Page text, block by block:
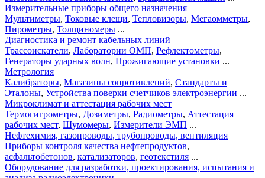
Измерительные приборы общего назначения
Мультиметры, Токовые клещи, Тепловизоры, Мегаомметры,
Пирометры, Толщиномеры ...
Диагностика и ремонт кабельных линий
Трассоискатели, Лаборатории ОМП, Рефлектометры,
Генераторы ударных волн, Прожигающие установки ...
Метрология
Калибраторы, Магазины сопротивлений, Стандарты и
Эталоны, Устройства поверки счетчиков электроэнергии ...
Микроклимат и аттестация рабочих мест
Термогигрометры, Дозиметры, Радиометры, Аттестация
рабочих мест, Шумомеры, Измерители ЭМП ...
Нефтехимия, газопроводы, трубопроводы, вентиляция
Приборы контроля качества нефтепродуктов,
асфальтобетонов, катализаторов, геотекстиля ...
Оборудование для разработки, проектирования, испытания и